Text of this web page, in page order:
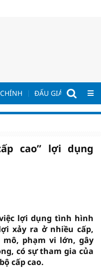
ĐẤU GIÁ - ĐẤU
cao” lợi dụng
lợi dụng tình hình
xảy ra ở nhiều cấp,
phạm vi lớn, gây
có sự tham gia của
cấp cao.